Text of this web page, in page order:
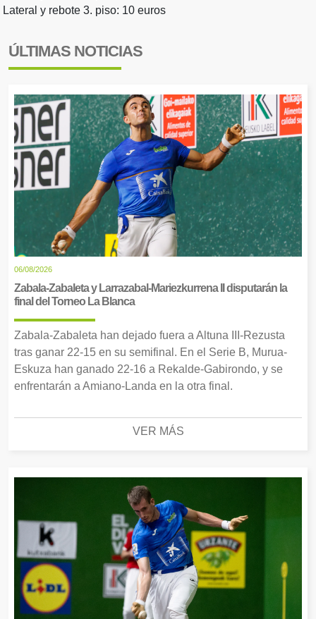
Lateral y rebote 3. piso: 10 euros
ÚLTIMAS NOTICIAS
06/08/2026
Zabala-Zabaleta y Larrazabal-Mariezkurrena II disputarán la
final del Torneo La Blanca
Zabala-Zabaleta han dejado fuera a Altuna III-Rezusta
tras ganar 22-15 en su semifinal. En el Serie B, Murua-
Eskuza han ganado 22-16 a Rekalde-Gabirondo, y se
enfrentarán a Amiano-Landa en la otra final.
VER MÁS